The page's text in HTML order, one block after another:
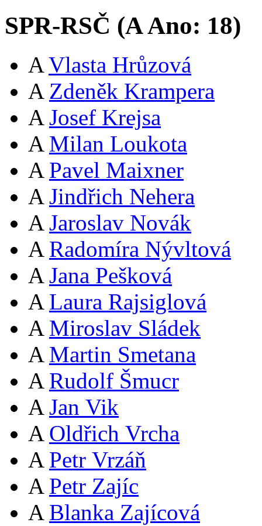
SPR-RSČ (AAno: 18)
A Vlasta Hrůzová
A Zdeněk Krampera
A Josef Krejsa
A Milan Loukota
A Pavel Maixner
A Jindřich Nehera
A Jaroslav Novák
A Radomíra Nývltová
A Jana Pešková
A Laura Rajsiglová
A Miroslav Sládek
A Martin Smetana
A Rudolf Šmucr
A Jan Vik
A Oldřich Vrcha
A Petr Vrzáň
A Petr Zajíc
A Blanka Zajícová